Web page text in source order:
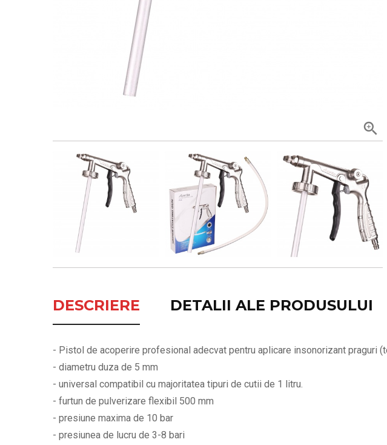

DESCRIERE DETALII ALE PRODUSULUI
- Pistol de acoperire profesional adecvat pentru aplicare insonorizant praguri
- diametru duza de 5 mm
- universal compatibil cu majoritatea tipuri de cutii de 1 litru.
- furtun de pulverizare flexibil 500 mm
- presiune maxima de 10 bar
- presiunea de lucru de 3-8 bari